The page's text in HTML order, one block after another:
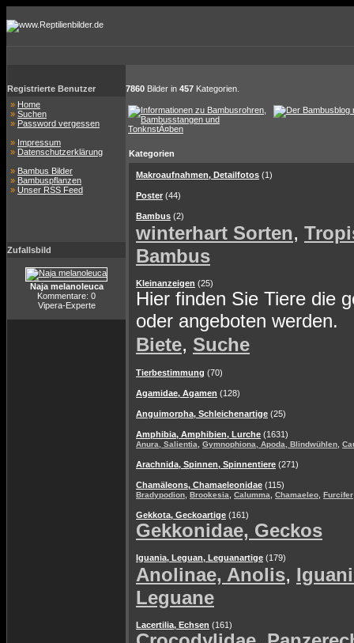
Registrierte Benutzer
» Home
» Suchen
» Password vergessen
» Impressum
» Datenschutzerklärung
» Bambus Bilder
» Bambuspflanzen
» Unser RSS Feed
Zufallsbild
Naja melanoleuca
Kommentare: 0
Vipera-Experte
7860 Bilder in 457 Kategorien.
Kategorien
Makroaufnahmen, Detailfotos (1)
Poster (44)
Bambus (2)
winterhart Sorten,
Bambus
Kleinanzeigen (25)
Hier finden Sie Tiere die
oder angeboten werden.
Biete, Suche
Tierbestimmung (70)
Agamidae, Agamen (128)
Anguimorpha, Schleichenartige (25)
Amphibia, Amphibien, Lurche (1631)
Anura, Salientia Gymnophiona, Apoda, Blindwühlen
Arachnida, Spinnen, Spinnentiere (271)
Chamäleons, Chamaeleonidae (115)
Bradypodion Brookesia Calumma Chamaeleo Furcifer
Gekkota, Geckoartige (161)
Gekkonidae, Geckos
Iguania, Leguan, Leguanartige (179)
Anolinae, Anolis,
Leguane
Lacertilia, Echsen (161)